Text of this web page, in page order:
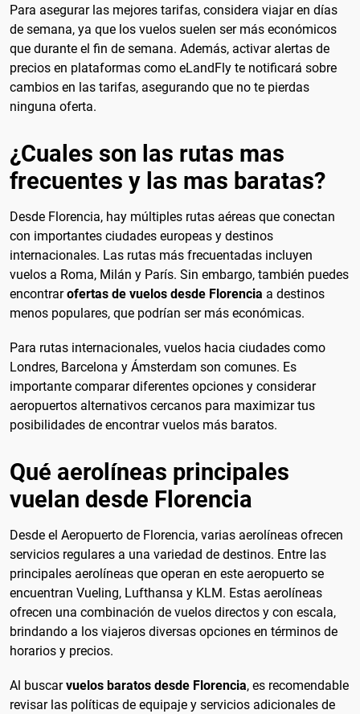
Para asegurar las mejores tarifas, considera viajar en días
de semana, ya que los vuelos suelen ser más económicos
que durante el fin de semana. Además, activar alertas de
precios en plataformas como eLandFly te notificará sobre
cambios en las tarifas, asegurando que no te pierdas
ninguna oferta.
¿Cuales son las rutas mas
frecuentes y las mas baratas?
Desde Florencia, hay múltiples rutas aéreas que conectan
con importantes ciudades europeas y destinos
internacionales. Las rutas más frecuentadas incluyen
vuelos a Roma, Milán y París. Sin embargo, también puedes
encontrarofertas de vuelos desde Florencia a destinos
menos populares, que podrían ser más económicas.
Para rutas internacionales, vuelos hacia ciudades como
Londres, Barcelona y Ámsterdam son comunes. Es
importante comparar diferentes opciones y considerar
aeropuertos alternativos cercanos para maximizar tus
posibilidades de encontrar vuelos más baratos.
Qué aerolíneas principales
vuelan desde Florencia
Desde el Aeropuerto de Florencia, varias aerolíneas ofrecen
servicios regulares a una variedad de destinos. Entre las
principales aerolíneas que operan en este aeropuerto se
encuentran Vueling, Lufthansa y KLM. Estas aerolíneas
ofrecen una combinación de vuelos directos y con escala,
brindando a los viajeros diversas opciones en términos de
horarios y precios.
Al buscarvuelos baratos desde Florencia, es recomendable
revisar las políticas de equipaje y servicios adicionales de